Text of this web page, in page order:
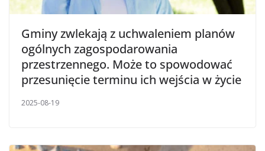
Gminy zwlekają z uchwaleniem planów
ogólnych zagospodarowania
przestrzennego. Może to spowodować
przesunięcie terminu ich wejścia w życie
2025-08-19